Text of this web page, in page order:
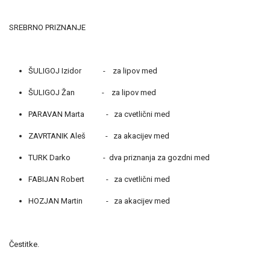
SREBRNO PRIZNANJE
ŠULIGOJ Izidor - za lipov med
ŠULIGOJ Žan - za lipov med
PARAVAN Marta - za cvetlični med
ZAVRTANIK Aleš - za akacijev med
TURK Darko - dva priznanja za gozdni med
FABIJAN Robert - za cvetlični med
HOZJAN Martin - za akacijev med
Čestitke.